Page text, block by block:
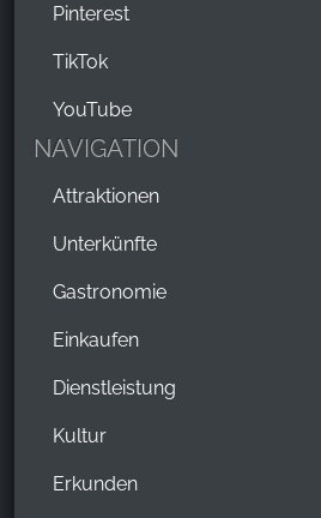
Pinterest
TikTok
YouTube
NAVIGATION
Attraktionen
Unterkünfte
Gastronomie
Einkaufen
Dienstleistung
Kultur
Erkunden